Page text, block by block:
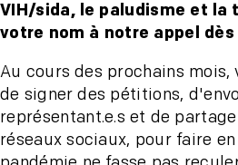
VIH/sida, le paludisme et la
votre nom à notre appel
Au cours des prochains mois,
de signer des pétitions,
représentant.e.s et de
réseaux sociaux, pour faire